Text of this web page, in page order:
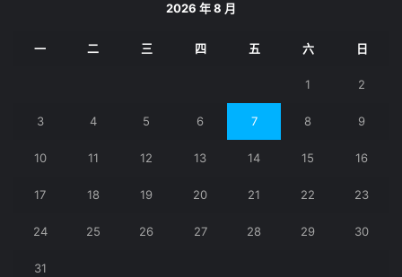
2026 年 8 月
一 二 三 四 五 六 日
1 2
3 4 5 6 7 8 9
10 11 12 13 14 15 16
17 18 19 20 21 22 23
24 25 26 27 28 29 30
31